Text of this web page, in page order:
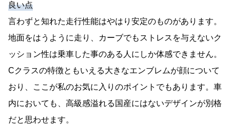
良い点
言わずと知れた走行性能はやはり安定のものがあります。
地面をはうように走り、カーブでもストレスを与えないク
ッション性は乗車した事のある人にしか体感できません。
Cクラスの特徴ともいえる大きなエンブレムが顔について
おり、ここが私のお気に入りのポイントでもあります。車
内においても、高級感溢れる国産にはないデザインが別格
だと思わせます。